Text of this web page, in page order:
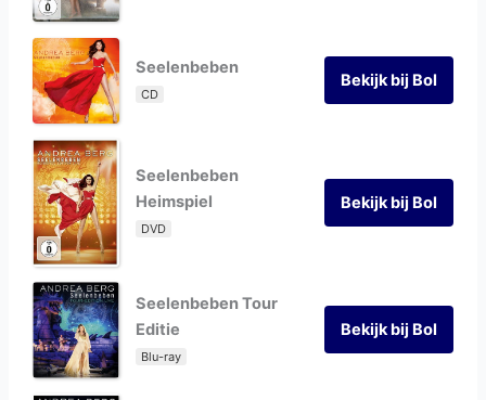
Seelenbeben
CD
Bekijk bij Bol
Seelenbeben
Heimspiel
DVD
Bekijk bij Bol
Seelenbeben Tour
Editie
Blu-ray
Bekijk bij Bol